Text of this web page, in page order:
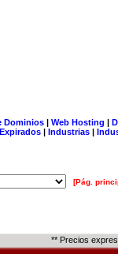
Dominios| Web Hosting |
| Industrias |
[Pág.
** Precios